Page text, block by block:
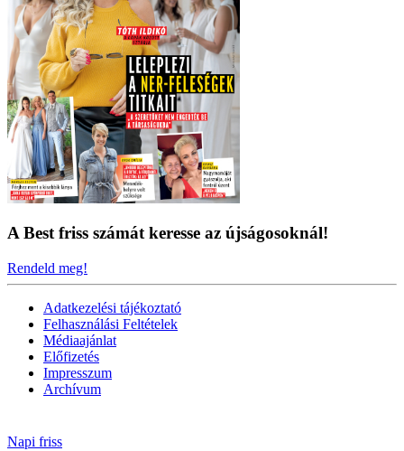
A Best friss számát keresse az újságosoknál!
Rendeld meg!
Adatkezelési tájékoztató
Felhasználási Feltételek
Médiaajánlat
Előfizetés
Impresszum
Archívum
Napi friss